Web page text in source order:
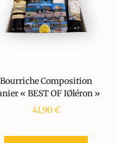
Bourriche Composition
« BEST OF IØléron »
41,90€